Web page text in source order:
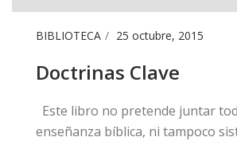
BIBLIOTECA 25 octubre, 2015
Doctrinas Clave
Este libro no pretende juntar
enseñanza bíblica, ni tampoco